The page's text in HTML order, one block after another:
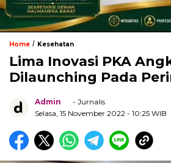
Home / Kesehatan
Lima Inovasi PKA
Dilaunching Pada
Admin
- Jurnalis
Selasa, 15 November 2022 - 10:25 WIB